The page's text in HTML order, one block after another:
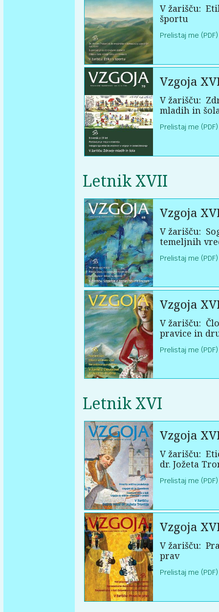
V žarišču:
športu
Prelistaj me (PDF)
Vzgoja
V žarišču:
mladih in
Prelistaj me (PDF)
Letnik XVII
Vzgoja
V žarišču:
temeljnih
Prelistaj me (PDF)
Vzgoja
V žarišču:
pravice in
Prelistaj me (PDF)
Letnik XVI
Vzgoja
V žarišču:
dr. Jožeta
Prelistaj me (PDF)
Vzgoja
V žarišču:
prav
Prelistaj me (PDF)